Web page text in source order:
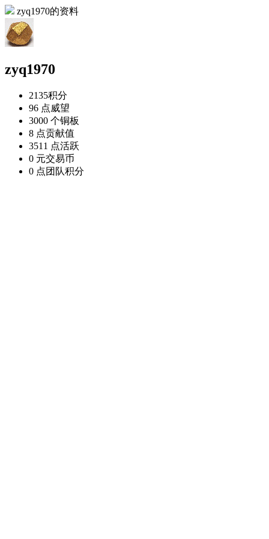
zyq1970的资料
zyq1970
2135积分
96 点威望
3000 个铜板
8 点贡献值
3511 点活跃
0 元交易币
0 点团队积分